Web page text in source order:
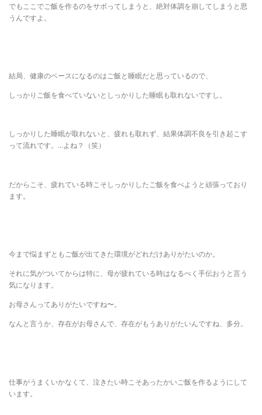
でもここでご飯を作るのをサボってしまうと、絶対体調を崩してしまうと思
うんですよ。
結局、健康のベースになるのはご飯と睡眠だと思っているので、
しっかりご飯を食べていないとしっかりした睡眠も取れないですし。
しっかりした睡眠が取れないと、疲れも取れず、結果体調不良を引き起こす
って流れです。…よね？（笑）
だからこそ、疲れている時こそしっかりしたご飯を食べようと頑張っており
ます。
今まで悩まずともご飯が出てきた環境がどれだけありがたいのか。
それに気がついてからは特に、母が疲れている時はなるべく手伝おうと言う
気になります。
お母さんってありがたいですね〜。
なんと言うか、存在がお母さんで、存在がもうありがたいんですね、多分。
仕事がうまくいかなくて、泣きたい時こそあったかいご飯を作るようにして
います。